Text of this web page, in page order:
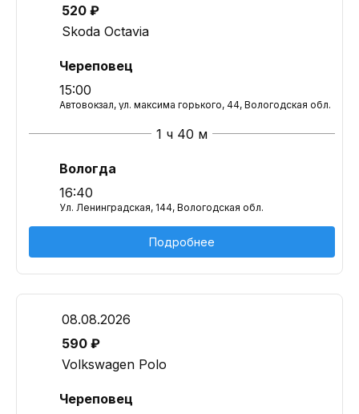
520 ₽
Skoda Octavia
Череповец
15:00
Автовокзал, ул. максима горького, 44, Вологодская обл.
1 ч 40 м
Вологда
16:40
Ул. Ленинградская, 144, Вологодская обл.
Подробнее
08.08.2026
590 ₽
Volkswagen Polo
Череповец